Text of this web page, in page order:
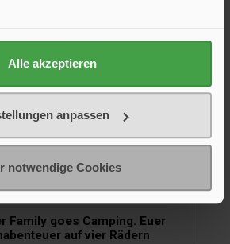
Alle akzeptieren
anpassen
notwendige Cookies
Family goes Camping. Euer
auf vier Rädern